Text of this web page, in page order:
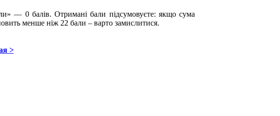
— 0 балів. Отримані бали підсумовуєте: якщо сума
менше ніж 22 бали – варто замислитися.
>